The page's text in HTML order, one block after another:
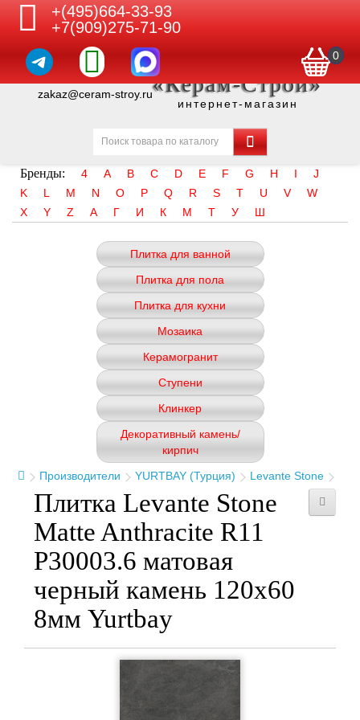
+(495)664-33-93
+7(909)275-71-90
0
zakaz@ceram-stroy.ru«Керам-Строй»
интернет-магазин
Бренды: 4 A B C D E F G H I
J
K
L M N O P Q R S T U V
W
X
Y Z А Г И К М Т У Ш
Плитка для ванной
Плитка для пола
Плитка для кухни
Мозаика
Керамогранит
Ступени
Клинкер
Декоративный камень/
кирпич
Производители
YURTBAY (Турция) Levante Stone
Плитка Levante Stone
Matte Anthracite R11
P30003.6 матовая
черный камень 120x60
8мм Yurtbay